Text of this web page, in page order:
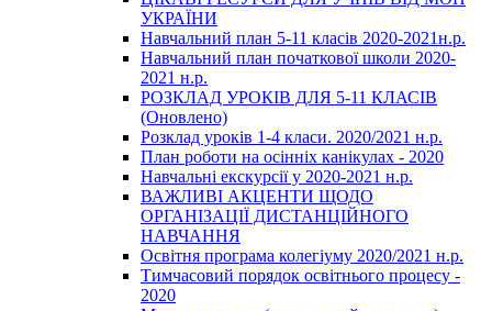
УКРАЇНИ
Навчальний план 5-11 класів 2020-2021н.р.
Навчальний план початкової школи 2020-
2021 н.р.
РОЗКЛАД УРОКІВ ДЛЯ 5-11 КЛАСІВ
(Оновлено)
Розклад уроків 1-4 класи. 2020/2021 н.р.
План роботи на осінніх канікулах - 2020
Навчальні екскурсії у 2020-2021 н.р.
ВАЖЛИВІ АКЦЕНТИ ЩОДО
ОРГАНІЗАЦІЇ ДИСТАНЦІЙНОГО
НАВЧАННЯ
Освітня програма колегіуму 2020/2021 н.р.
Тимчасовий порядок освітнього процесу -
2020